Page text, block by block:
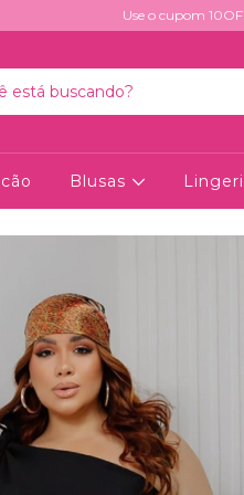
Use o cupom
Blusas